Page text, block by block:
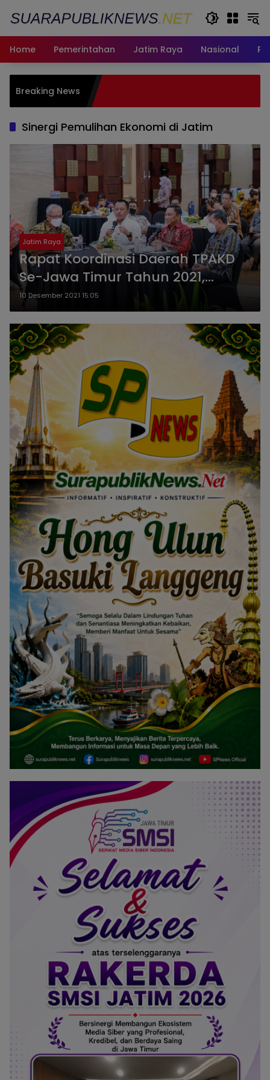
Home
Pemerintahan Jatim Raya Nasional
Breaking News
Fasum
Sinergi Pemulihan Ekonomi di Jatim
Jatim Raya
Rapat Koordinasi Daerah TPAKD
Se-Jawa Timur Tahun 2021,
Sinergi Pemulihan Ekonomi di
Jatim
10 Desember 2021 15:05